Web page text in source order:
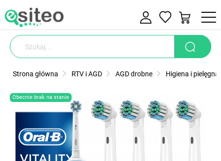
Strona główna RTV i AGD AGD drobne Higiena i
Obecnie brak na stanie